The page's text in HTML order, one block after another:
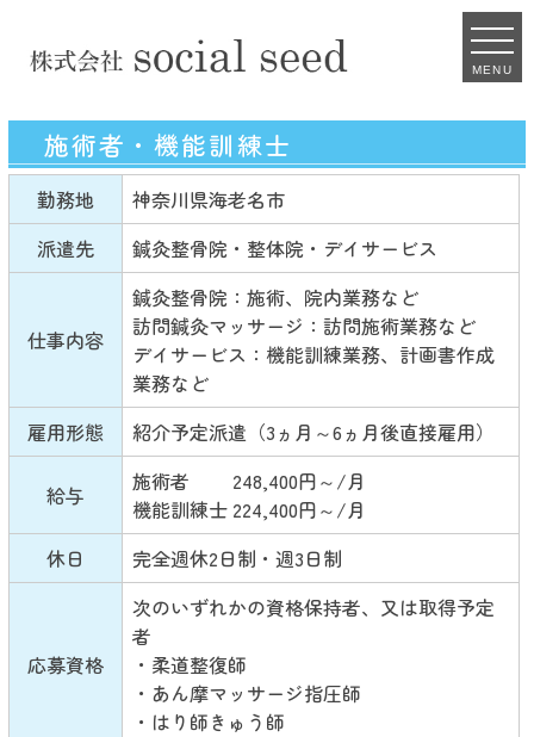
MENU
施術者・機能訓練士
勤務地
神奈川県海老名市
派遣先
鍼灸整骨院・整体院・デイサービス
仕事内容
鍼灸整骨院：施術、院内業務など
訪問鍼灸マッサージ：訪問施術業務など
デイサービス：機能訓練業務、計画書作成
業務など
雇用形態
紹介予定派遣（3ヵ月～6ヵ月後直接雇用）
給与
施術者 248,400円～/月
機能訓練士 224,400円～/月
休日
完全週休2日制・週3日制
応募資格
次のいずれかの資格保持者、又は取得予定
者
・柔道整復師
・あん摩マッサージ指圧師
・はり師きゅう師